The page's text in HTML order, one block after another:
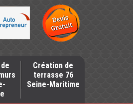
Création de
terrasse 76
Seine-Maritime